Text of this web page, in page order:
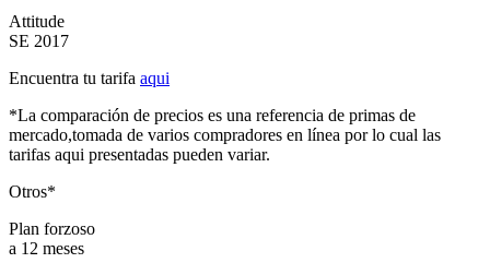
Attitude
SE 2017
Encuentra tu tarifa aqui
*La comparación de precios es una referencia de primas de
mercado,tomada de varios compradores en línea por lo cual las
tarifas aqui presentadas pueden variar.
Otros*
Plan forzoso
a 12 meses